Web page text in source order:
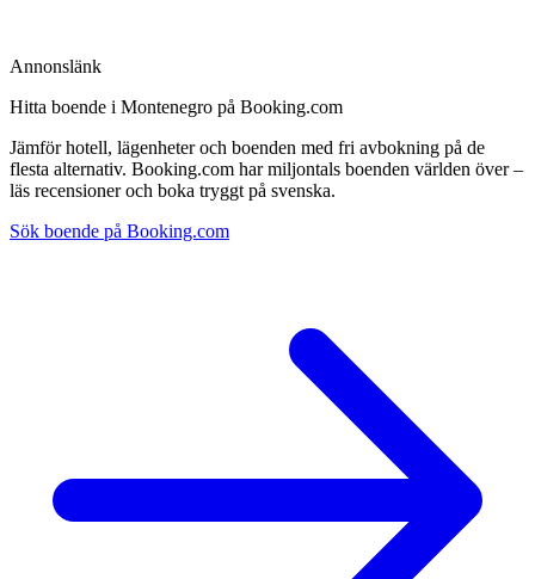
Annonslänk
Hitta boende i Montenegro på Booking.com
Jämför hotell, lägenheter och boenden med fri avbokning på de
flesta alternativ. Booking.com har miljontals boenden världen över –
läs recensioner och boka tryggt på svenska.
Sök boende på Booking.com